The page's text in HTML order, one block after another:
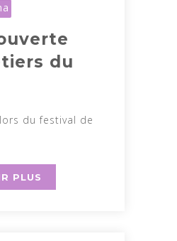
du
du festival de
PLUS